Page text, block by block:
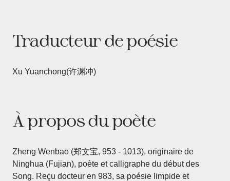
Traducteur de poésie
Xu Yuanchong(许渊冲)
À propos du poète
Zheng Wenbao (郑文宝, 953 - 1013), originaire de
Ninghua (Fujian), poète et calligraphe du début des
Song. Reçu docteur en 983, sa poésie limpide et